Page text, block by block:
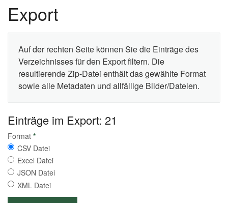
Export
Auf der rechten Seite können Sie die Einträge des
Verzeichnisses für den Export filtern. Die
resultierende Zip-Datei enthält das gewählte Format
sowie alle Metadaten und allfällige Bilder/Dateien.
Einträge im Export: 21
Format *
CSV Datei
Excel Datei
JSON Datei
XML Datei